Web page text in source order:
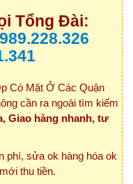
Tổng Đài:
Có Mặt Ở Các Quận
cần ra ngoài tìm kiếm
Giao hàng nhanh, tư
phí, sửa ok hàng hóa ok
thu tiền.